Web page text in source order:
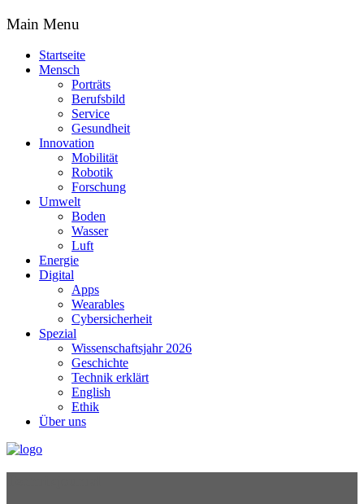
Main Menu
Startseite
Mensch
Porträts
Berufsbild
Service
Gesundheit
Innovation
Mobilität
Robotik
Forschung
Umwelt
Boden
Wasser
Luft
Energie
Digital
Apps
Wearables
Cybersicherheit
Spezial
Wissenschaftsjahr 2026
Geschichte
Technik erklärt
English
Ethik
Über uns